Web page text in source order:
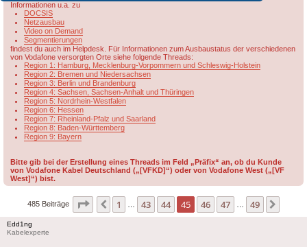
Informationen u.a. zu
DOCSIS
Netzausbau
Video on Demand
Segmentierungen
findest du auch im Helpdesk. Für Informationen zum Ausbaustatus der verschiedenen
von Vodafone versorgten Orte siehe folgende Threads:
Region 1: Hamburg, Mecklenburg-Vorpommern und Schleswig-Holstein
Region 2: Bremen und Niedersachsen
Region 3: Berlin und Brandenburg
Region 4: Sachsen, Sachsen-Anhalt und Thüringen
Region 5: Nordrhein-Westfalen
Region 6: Hessen
Region 7: Rheinland-Pfalz und Saarland
Region 8: Baden-Württemberg
Region 9: Bayern
Bitte gib bei der Erstellung eines Threads im Feld „Präfix“ an, ob du Kunde
von Vodafone Kabel Deutschland („[VFKD]“) oder von Vodafone West („[VF
West]“) bist.
485 Beiträge Seite 45 von49
Vorherige
1 43 44 45 46 47 49
Edd1ng
Kabelexperte